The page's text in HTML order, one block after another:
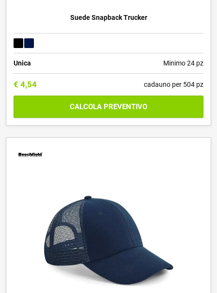
Suede Snapback Trucker
Unica Minimo 24 pz
€ 4,54 cadauno per 504 pz
CALCOLA PREVENTIVO